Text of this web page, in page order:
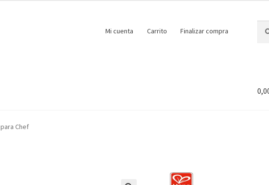
Mi cuenta Carrito Finalizar compra
por:
Chef